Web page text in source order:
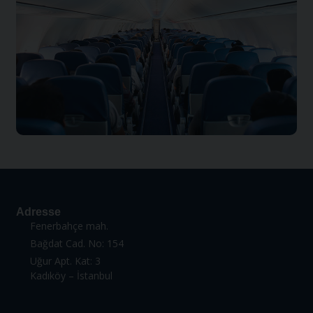
Adresse
Fenerbahçe mah.
Bağdat Cad. No: 154
Uğur Apt. Kat: 3
Kadıköy – İstanbul